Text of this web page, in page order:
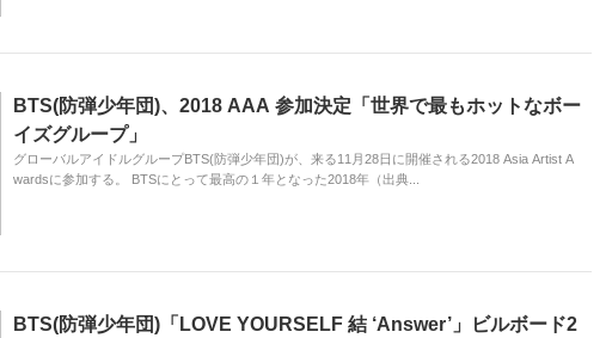
BTS(防弾少年団)、2018 AAA 参加決定「世界で最もホットなボー
イズグループ」
グローバルアイドルグループBTS(防弾少年団)が、来る11月28日に開催される2018 Asia Artist A
wardsに参加する。 BTSにとって最高の１年となった2018年（出典...
BTS(防弾少年団)「LOVE YOURSELF 結 ‘Answer’」ビルボード2